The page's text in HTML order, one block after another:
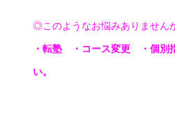
◎このようなお悩みありません
・転塾 ・コース変更 ・個別
い。